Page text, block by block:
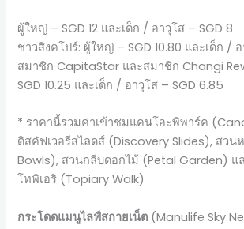
ผู้ใหญ่ – SGD 12 และเด็ก / อาวุโส – SGD 8
ชาวสิงคโปร์: ผู้ใหญ่ – SGD 10.80 และเด็ก /
สมาชิก CapitaStar และสมาชิก Changi
SGD 10.25 และเด็ก / อาวุโส – SGD 6.85
* ราคานี้รวมค่าเข้าชมแคนโอะพิพาร์ค
ดิสคัฟเวอรีสไลดส์ (Discovery Slides), สว
Bowls), สวนกลีบดอกไม้ (Petal Garden) แล
โทพิเอริ (Topiary Walk)
กระโดดแมนูไลฟ์สกายเน็ต (Manulife Sky